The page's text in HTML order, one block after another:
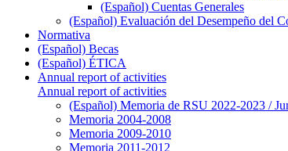
(Español) Cuentas Generales
(Español) Evaluación del Desempeño del
Normativa
(Español) Becas
(Español) ÉTICA
Annual report of activities
Annual report of activities
(Español) Memoria de RSU 2022-2023 /
Memoria 2004-2008
Memoria 2009-2010
Memoria 2011-2012